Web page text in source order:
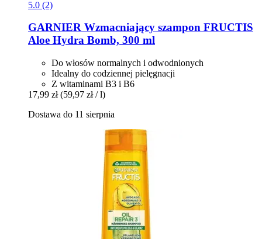
5.0 (2)
GARNIER Wzmacniający szampon FRUCTIS
Aloe Hydra Bomb, 300 ml
Do włosów normalnych i odwodnionych
Idealny do codziennej pielęgnacji
Z witaminami B3 i B6
17,99 zł (59,97 zł / l)
Dostawa do 11 sierpnia